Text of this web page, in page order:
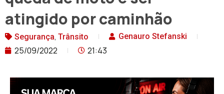
atingido por caminhão
Segurança, Trânsito Genauro Stefanski
25/09/2022 21:43